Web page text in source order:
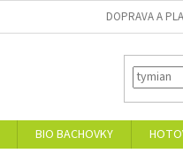
DOPRAVA A
BIO BACHOVKY